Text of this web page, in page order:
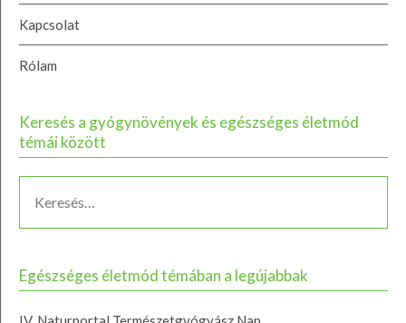
Kapcsolat
Rólam
Keresés a gyógynövények és egészséges életmód
témái között
Egészséges életmód témában a legújabbak